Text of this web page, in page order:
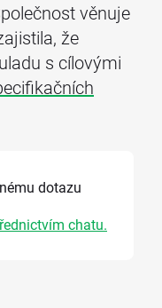
věnuje
že
s cílovými
dotazu
chatu.